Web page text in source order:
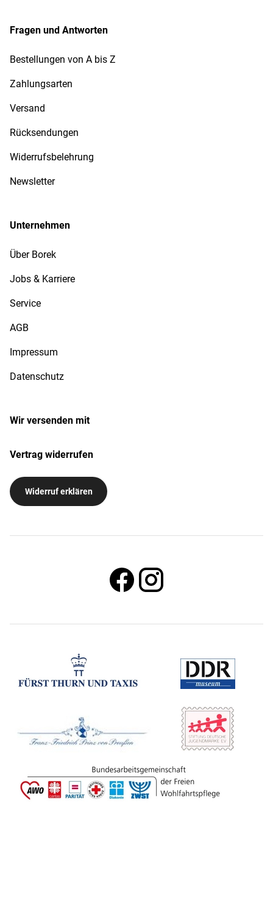
Fragen und Antworten
Bestellungen von A bis Z
Zahlungsarten
Versand
Rücksendungen
Widerrufsbelehrung
Newsletter
Unternehmen
Über Borek
Jobs & Karriere
Service
AGB
Impressum
Datenschutz
Wir versenden mit
Vertrag widerrufen
Widerruf erklären